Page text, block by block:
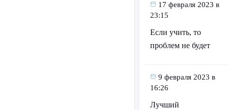
17 февраля 2023 в
23:15
Если учить, то
проблем не будет
9 февраля 2023 в
16:26
Лучший